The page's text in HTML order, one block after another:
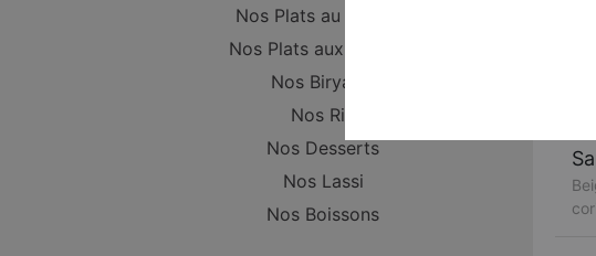
Nos Plats au Poisson
Nos Plats aux Gambas
Nos Biryanis
Nos Riz
Nos Desserts
Nos Lassi
Nos Boissons